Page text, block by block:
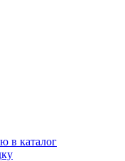
в каталог